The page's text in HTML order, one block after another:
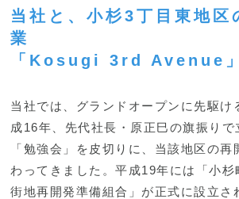
当社と、小杉3丁目東地区
業
「Kosugi 3rd Avenue」
当社では、グランドオープンに先駆け
成16年、先代社長・原正巳の旗振りで
「勉強会」を皮切りに、当該地区の再
わってきました。平成19年には「小
街地再開発準備組合」が正式に設立さ